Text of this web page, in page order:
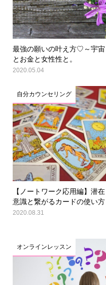
最強の願いの叶え方♡～宇宙
とお金と女性性と。
2020.05.04
自分カウンセリング
【ノートワーク応用編】潜在
意識と繋がるカードの使い方
2020.08.31
オンラインレッスン